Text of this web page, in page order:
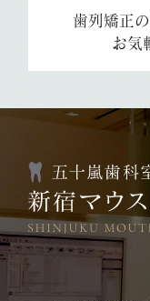
歯列矯正
お気